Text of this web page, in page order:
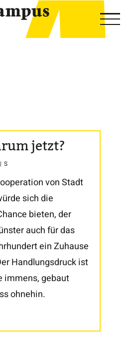
jetzt?
| S
von Stadt
sich die
bieten, der
auch für das
ein Zuhause
Handlungsdruck ist
immens, gebaut
ohnehin.